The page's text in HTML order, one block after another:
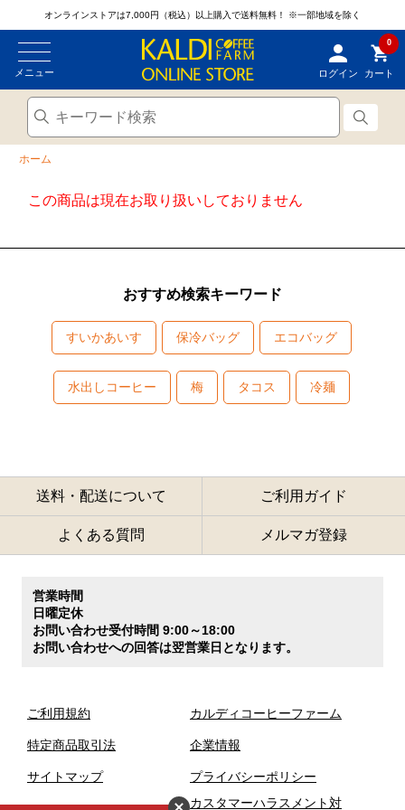
オンラインストアは7,000円（税込）以上購入で送料無料！ ※一部地域を除く
メニュー ログイン
0
カート
ホーム
この商品は現在お取り扱いしておりません
おすすめ検索キーワード
すいかあいす 保冷バッグ エコバッグ
水出しコーヒー 梅 タコス 冷麺
送料・配送について ご利用ガイド
よくある質問 メルマガ登録
営業時間
日曜定休
お問い合わせ受付時間 9:00～18:00
お問い合わせへの回答は翌営業日となります。
ご利用規約
特定商品取引法
サイトマップ
カルディコーヒーファーム
企業情報
プライバシーポリシー
カスタマーハラスメント対